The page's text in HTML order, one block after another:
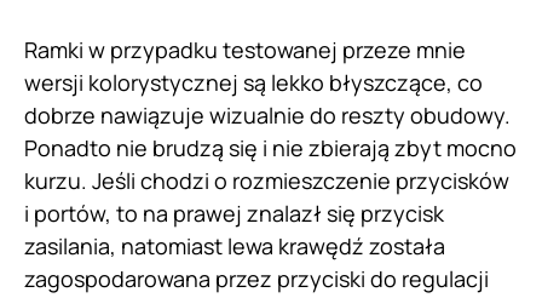
Ramki w przypadku testowanej przeze mnie
wersji kolorystycznej są lekko błyszczące, co
dobrze nawiązuje wizualnie do reszty obudowy.
Ponadto nie brudzą się i nie zbierają zbyt mocno
kurzu. Jeśli chodzi o rozmieszczenie przycisków
i portów, to na prawej znalazł się przycisk
zasilania, natomiast lewa krawędź została
zagospodarowana przez przyciski do regulacji